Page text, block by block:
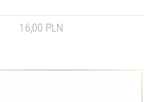
16,00 PLN